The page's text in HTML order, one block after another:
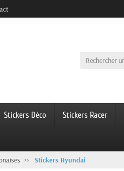
Stickers Déco Stickers Racer
Stickers Hyundai